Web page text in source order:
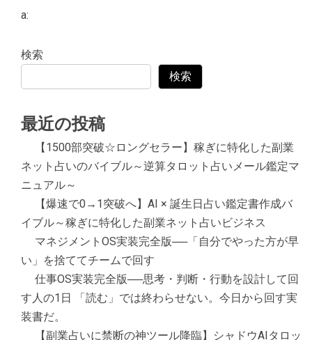
a:
検索
検索
最近の投稿
【1500部突破☆ロングセラー】稼ぎに特化した副業
ネット占いのバイブル～逆算タロット占いメール鑑定マ
ニュアル～
【爆速で0→1突破へ】AI × 誕生日占い鑑定書作成バ
イブル～稼ぎに特化した副業ネット占いビジネス
マネジメントOS実装完全版──「自分でやった方が早
い」を捨ててチームで回す
仕事OS実装完全版──思考・判断・行動を設計して回
す人の1日 「読む」では終わらせない。今日から回す実
装書だ。
【副業占いに禁断の神ツール降臨】シャドウAIタロッ